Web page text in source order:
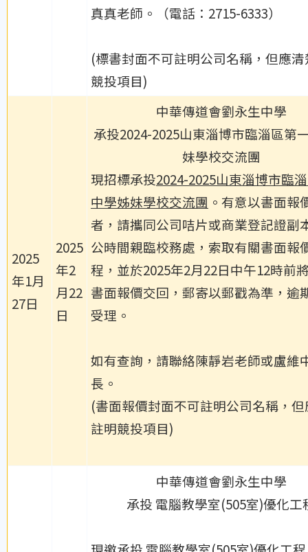
真真老師。（電話：2715-6333）
(標書封面不可註明公司名稱，但應
競投項目)
2025
年1月
27日
2025
年2
月22
日
中華傳道會劉永生中學
承投2024-2025山東淄博市臨淄區第
妹學校交流團
現招標承投2024-2025山東淄博市臨
中學姊妹學校交流團 。有意以書面報
者，請攜同公司咭片或商業登記證副
公時間親臨校務處，索取有關書面報
程，並於2025年2月22日中午12時前
書面報價交回，郵寄以郵戳為準，逾
受理。
如有查詢，請聯絡陳靜岩老師或盧維
長。
(書面報價封面不可註明公司名稱，
註明競投項目)
中華傳道會劉永生中學
承投 電腦教學室(505室)優化工